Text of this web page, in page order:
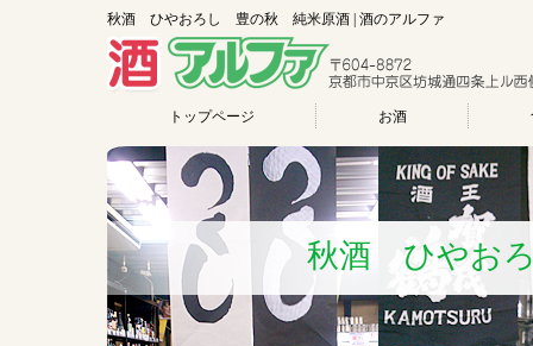
秋酒 ひやおろし 豊の秋 純米原酒 | 酒のアルファ
トップページ お酒
秋酒 ひやお